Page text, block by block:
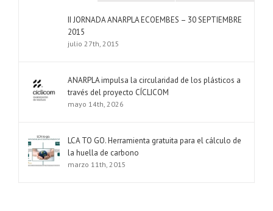
II JORNADA ANARPLA ECOEMBES – 30 SEPTIEMBRE
2015
julio 27th, 2015
ANARPLA impulsa la circularidad de los plásticos a
través del proyecto CÍCLICOM
mayo 14th, 2026
LCA TO GO. Herramienta gratuita para el cálculo de
la huella de carbono
marzo 11th, 2015